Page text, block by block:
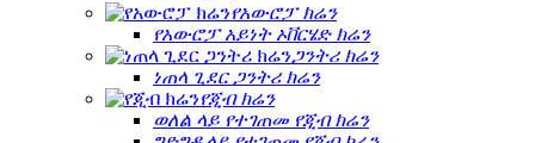
የአውሮፓ ክሬን
የአውሮፓ አይነት ኦቨርሄድ ክሬን
ጋንትሪ ክሬን
ነጠላ ጊደር ጋንትሪ ክሬን
የጂብ ክሬን
ወለል ላይ የተገጠመ የጂብ ክሬን